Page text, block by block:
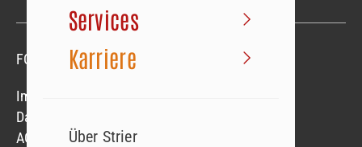
Services
Karriere
Über Strier
Impressum
Datenschutzerklärung
AGB
FOLGEN SIE UNS Folgen sie unsFolgen sie uns